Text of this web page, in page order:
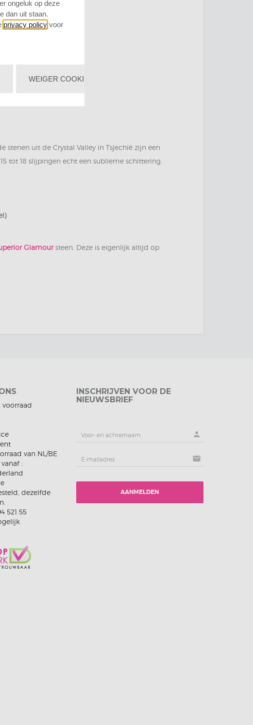
stenen uit de Crystal Valley in Tsjechië zijn een
tot 18 slijpingen echt een sublieme schittering.
Glamoursteen. Deze is eigenlijk altijd op
voorraad
van NL/BE
:
dezelfde
521 55
INSCHRIJVEN VOOR DE
NIEUWSBRIEF
person
mail
AANMELDEN
ongeluk op deze
dan uit staan.
privacy policy voor
WEIGER COOKIES